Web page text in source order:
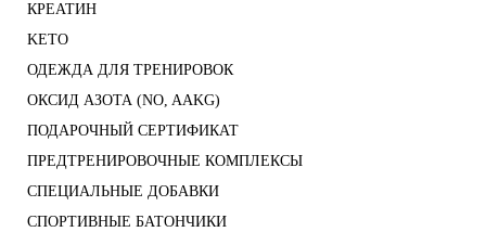
КРЕАТИН
KETO
ОДЕЖДА ДЛЯ ТРЕНИРОВОК
ОКСИД АЗОТА (NO, AAKG)
ПОДАРОЧНЫЙ СЕРТИФИКАТ
ПРЕДТРЕНИРОВОЧНЫЕ КОМПЛЕКСЫ
СПЕЦИАЛЬНЫЕ ДОБАВКИ
СПОРТИВНЫЕ БАТОНЧИКИ